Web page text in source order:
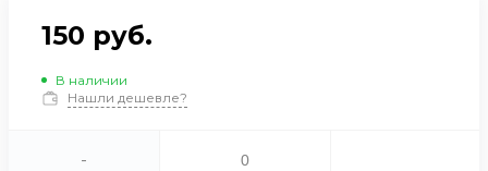
150 руб.
В наличии
Нашли дешевле?
-